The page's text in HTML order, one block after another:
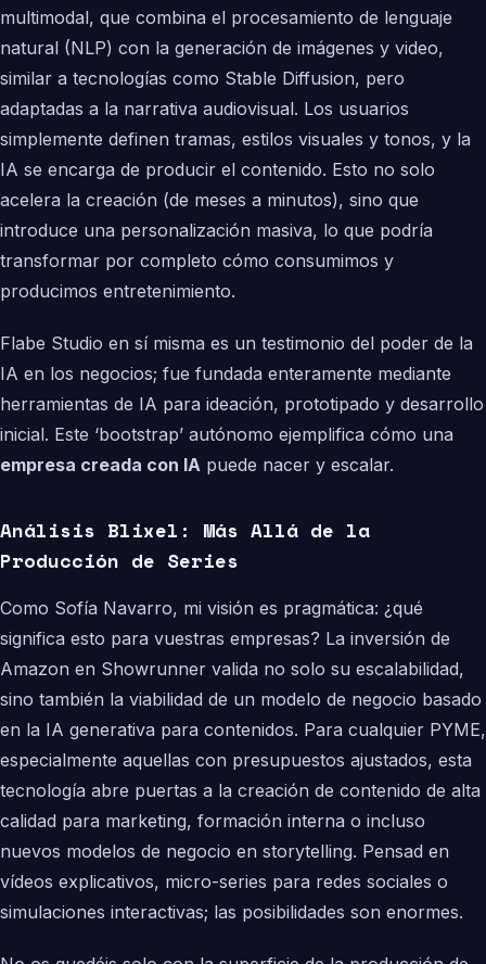
multimodal, que combina el procesamiento de lenguaje
natural (NLP) con la generación de imágenes y video,
similar a tecnologías como Stable Diffusion, pero
adaptadas a la narrativa audiovisual. Los usuarios
simplemente definen tramas, estilos visuales y tonos, y la
IA se encarga de producir el contenido. Esto no solo
acelera la creación (de meses a minutos), sino que
introduce una personalización masiva, lo que podría
transformar por completo cómo consumimos y
producimos entretenimiento.
Flabe Studio en sí misma es un testimonio del poder de la
IA en los negocios; fue fundada enteramente mediante
herramientas de IA para ideación, prototipado y desarrollo
inicial. Este ‘bootstrap’ autónomo ejemplifica cómo una
empresa creada con IA puede nacer y escalar.
Análisis Blixel: Más Allá de la
Producción de Series
Como Sofía Navarro, mi visión es pragmática: ¿qué
significa esto para vuestras empresas? La inversión de
Amazon en Showrunner valida no solo su escalabilidad,
sino también la viabilidad de un modelo de negocio basado
en la IA generativa para contenidos. Para cualquier PYME,
especialmente aquellas con presupuestos ajustados, esta
tecnología abre puertas a la creación de contenido de alta
calidad para marketing, formación interna o incluso
nuevos modelos de negocio en storytelling. Pensad en
vídeos explicativos, micro-series para redes sociales o
simulaciones interactivas; las posibilidades son enormes.